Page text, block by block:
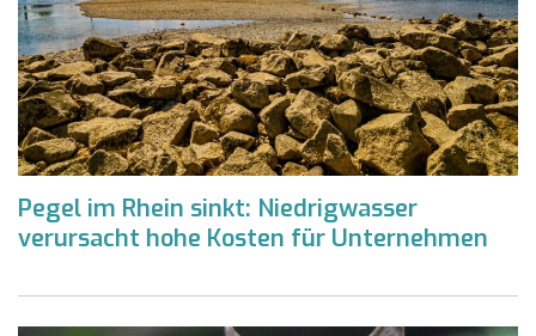
Pegel im Rhein sinkt: Niedrigwasser
verursacht hohe Kosten für Unternehmen